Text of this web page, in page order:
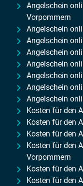
Angelschein
Vorpommern
Angelschein
Angelschein
Angelschein
Angelschein
Angelschein
Angelschein
Angelschein
Kosten für den
Kosten für den
Kosten für den
Kosten für den
Vorpommern
Kosten für den
Kosten für den